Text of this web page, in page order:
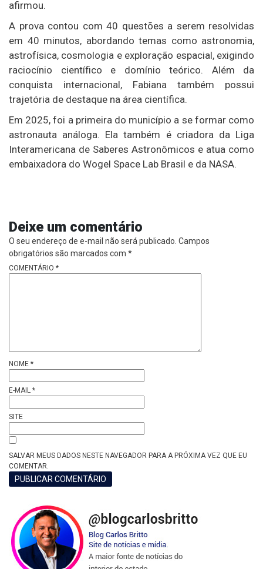
afirmou.
A prova contou com 40 questões a serem resolvidas
em 40 minutos, abordando temas como astronomia,
astrofísica, cosmologia e exploração espacial, exigindo
raciocínio científico e domínio teórico. Além da
conquista internacional, Fabiana também possui
trajetória de destaque na área científica.
Em 2025, foi a primeira do município a se formar como
astronauta análoga. Ela também é criadora da Liga
Interamericana de Saberes Astronômicos e atua como
embaixadora do Wogel Space Lab Brasil e da NASA.
Deixe um comentário
O seu endereço de e-mail não será publicado. Campos
obrigatórios são marcados com *
COMENTÁRIO *
NOME *
E-MAIL *
SITE
SALVAR MEUS DADOS NESTE NAVEGADOR PARA A PRÓXIMA VEZ QUE EU
COMENTAR.